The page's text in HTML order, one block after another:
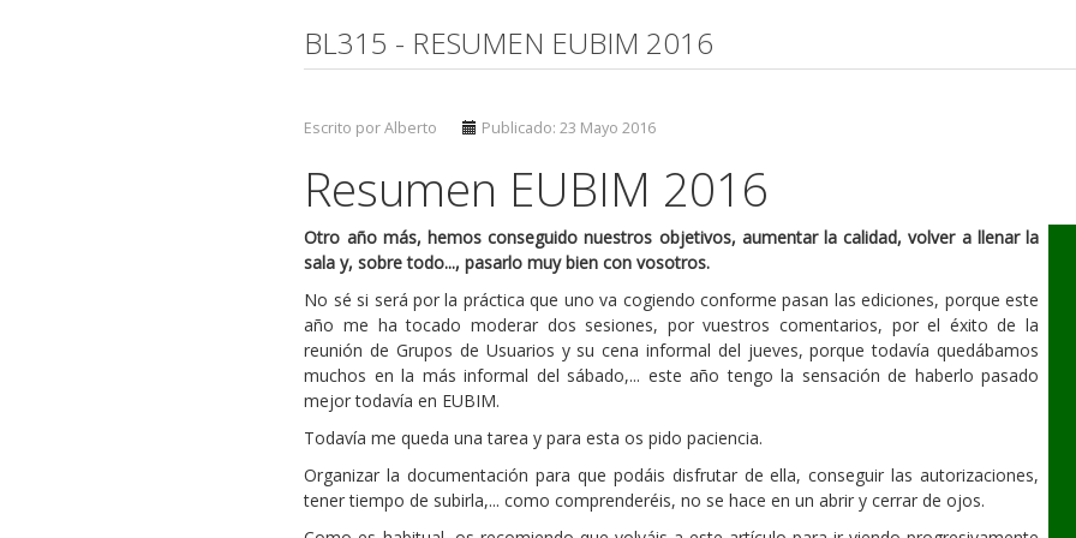
BL315 - RESUMEN EUBIM 2016
Escrito por Alberto Publicado: 23 Mayo 2016
Resumen EUBIM 2016
Otro año más, hemos conseguido nuestros objetivos, aumentar la calidad, volver a llenar la
sala y, sobre todo..., pasarlo muy bien con vosotros.
No sé si será por la práctica que uno va cogiendo conforme pasan las ediciones, porque este
año me ha tocado moderar dos sesiones, por vuestros comentarios, por el éxito de la
reunión de Grupos de Usuarios y su cena informal del jueves, porque todavía quedábamos
muchos en la más informal del sábado,... este año tengo la sensación de haberlo pasado
mejor todavía en EUBIM.
Todavía me queda una tarea y para esta os pido paciencia.
Organizar la documentación para que podáis disfrutar de ella, conseguir las autorizaciones,
tener tiempo de subirla,... como comprenderéis, no se hace en un abrir y cerrar de ojos.